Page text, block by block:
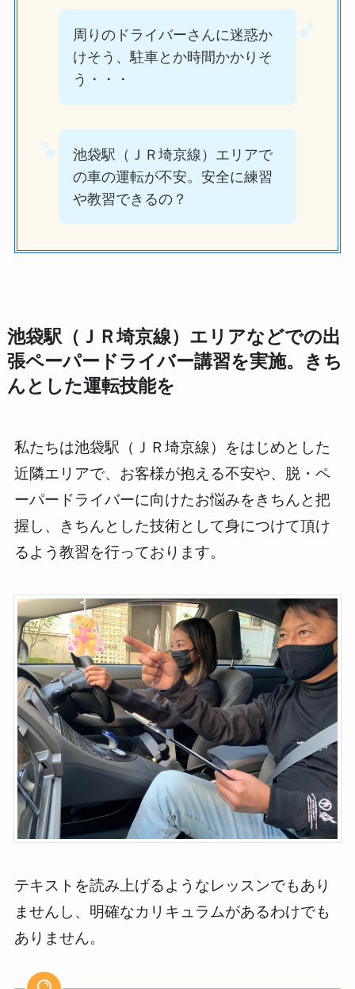
周りのドライバーさんに迷惑か
けそう、駐車とか時間かかりそ
う・・・
池袋駅（ＪＲ埼京線）エリアで
の車の運転が不安。安全に練習
や教習できるの？
池袋駅（ＪＲ埼京線）エリアなどでの出
張ペーパードライバー講習を実施。きち
んとした運転技能を
私たちは池袋駅（ＪＲ埼京線）をはじめとした
近隣エリアで、お客様が抱える不安や、脱・ペ
ーパードライバーに向けたお悩みをきちんと把
握し、きちんとした技術として身につけて頂け
るよう教習を行っております。
テキストを読み上げるようなレッスンでもあり
ませんし、明確なカリキュラムがあるわけでも
ありません。